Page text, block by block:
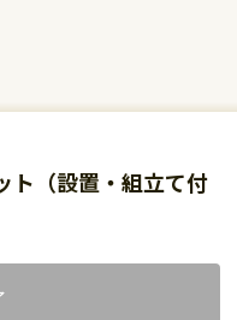
ト（設置・組立て付